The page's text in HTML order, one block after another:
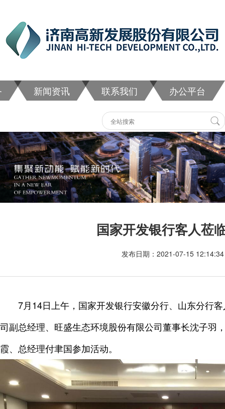
新闻资讯 联系我们 办公平台
国家开发银行客人莅
发布日期：2021-07-15
7月14日上午，国家开发银行安徽分行、山东分行
司副总经理、旺盛生态环境股份有限公司董事长沈子羽
霞、总经理付聿国参加活动。